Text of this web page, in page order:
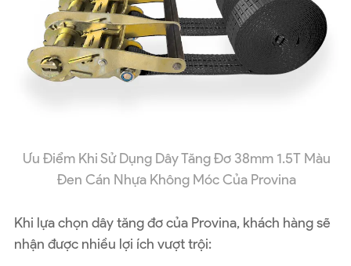
Ưu Điểm Khi Sử Dụng Dây Tăng Đơ 38mm 1.5T Màu
Đen Cán Nhựa Không Móc Của Provina
Khi lựa chọn dây tăng đơ của Provina, khách hàng sẽ
nhận được nhiều lợi ích vượt trội: